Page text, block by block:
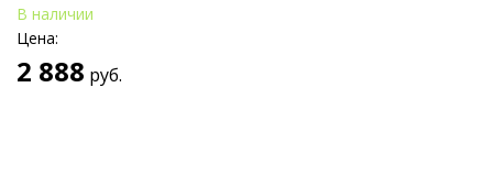
В наличии
Цена:
2 888 руб.